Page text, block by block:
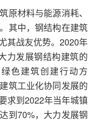
原材料与能源消耗、
其中，钢结构在建筑
其战友优势。2020年
力发展钢结构建筑的
色建筑创建行动方
筑工业化协同发展的
求到2022年当年城镇
到70%，大力发展钢